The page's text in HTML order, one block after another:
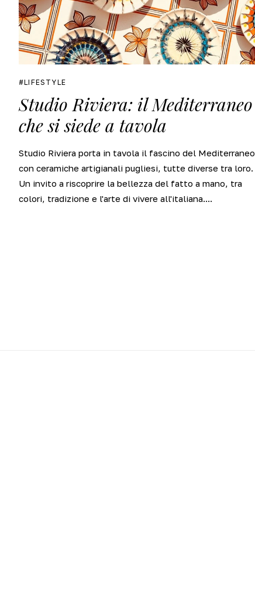
LIFESTYLE
Studio Riviera: il Mediterraneo
che si siede a tavola
Studio Riviera porta in tavola il fascino del Mediterraneo
con ceramiche artigianali pugliesi, tutte diverse tra loro.
Un invito a riscoprire la bellezza del fatto a mano, tra
colori, tradizione e l'arte di vivere all'italiana....